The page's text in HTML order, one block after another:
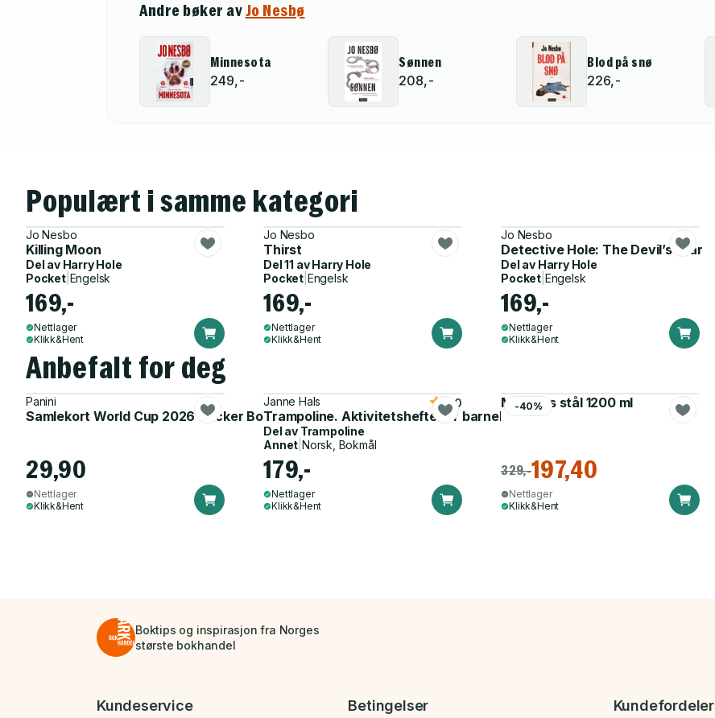
Andre bøker avJo Nesbø
Minnesota
249,-
Sønnen
208,-
Blod på snø
226,-
Populært i samme kategori
Jo Nesbo
Killing Moon
Del av Harry Hole
Pocket| Engelsk
169,-
Nettlager
Klikk&Hent
Jo Nesbo
Thirst
Del 11 avHarry Hole
Pocket| Engelsk
169,-
Nettlager
Klikk&Hent
Jo Nesbo
Detective Hole: The Devil’s Star
Del av Harry Hole
Pocket Engelsk
169,-
Nettlager
Klikk&Hent
Anbefalt for deg
Panini
Samlekort World Cup 2026 Sticker Booster
29,90
Nettlager
Klikk&Hent
Janne Hals
Trampoline. Aktivitetshefte for barnehagen
5.0
Del av Trampoline
Annet Norsk, Bokmål
179,-
Nettlager
Klikk&Hent
-40%
Matboks stål 1200 ml
329,-197,40
Nettlager
Klikk&Hent
Boktips og inspirasjon fra Norges
største bokhandel
Bunnmeny
Kundeservice Betingelser Kundefordeler